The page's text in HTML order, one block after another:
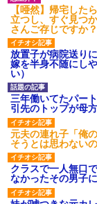
【唖然】帰宅した
立つし、すぐ見つ
さんご存じですか？
放置子が病院送り
嫁を半身不随にし
い）
三年働いてたパー
引先のトップが母
元夫の連れ子「俺
そうとは思わない
クラスで一人無口
なかったその男子